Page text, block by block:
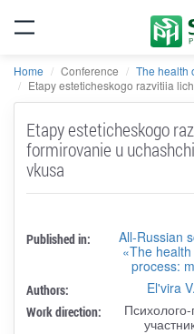
Home Conference
The health
Etapy esteticheskogo razvitiia
Etapy esteticheskogo
formirovanie u
vkusa
Published in:
All-Russian
«The
process:
Authors: El'vira
Work direction: